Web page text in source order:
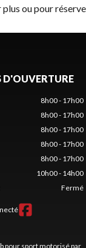
plus ou pour
D'OUVERTURE
8h00 - 17h00
8h00 - 17h00
8h00 - 17h00
8h00 - 17h00
8h00 - 17h00
10h00 - 14h00
Fermé
pour sport motorisé par